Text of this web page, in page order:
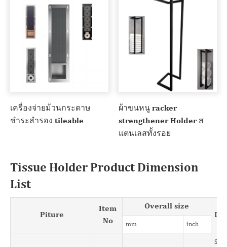
เครื่องจ่ายม้วนกระดาษ
ชำระสำรอง tileable
ผ้าขนหนู racker
strengthener Holder ส
แตนเลสทั้งรอย
Tissue Holder Product Dimension
List
Piture
Item
No
Overall size
mm inch